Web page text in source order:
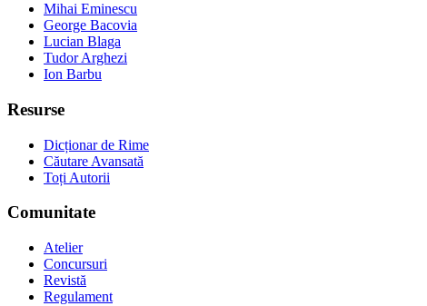
Mihai Eminescu
George Bacovia
Lucian Blaga
Tudor Arghezi
Ion Barbu
Resurse
Dicționar de Rime
Căutare Avansată
Toți Autorii
Comunitate
Atelier
Concursuri
Revistă
Regulament